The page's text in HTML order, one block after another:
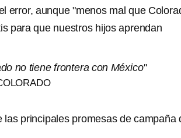
error, aunque "menos mal que
para que nuestros hijos aprendan
no tiene frontera con México"
principales promesas de campaña